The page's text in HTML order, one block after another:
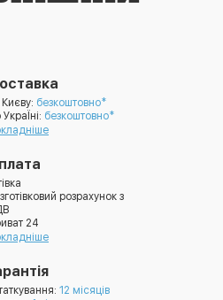
безкоштовно*
безкоштовно*
розрахунок з
24
12 місяців